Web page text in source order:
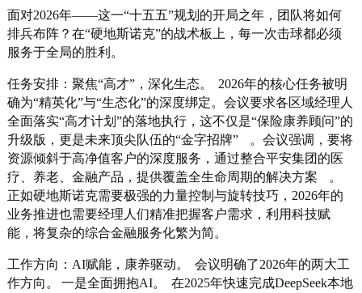
面对2026年——这一“十五五”规划的开局之年，团队将如何
排兵布阵？在“硬地斯诺克”的战术板上，每一次击球都必须
服务于全局的胜利。
任务安排：聚焦“高才”，深化生态。
2026年的核心任务被明
确为“精英化”与“生态化”的深度绑定。会议要求各区域经理人
全面落实“高才计划”的落地执行，这不仅是“保险康养顾问”的
升级版，更是未来顶尖队伍的“金字招牌”
。会议强调，要将
资源倾斜于高净值客户的深度服务，通过整合平安集团的医
疗、养老、金融产品，提供覆盖全生命周期的解决方案
。
正如硬地斯诺克需要极强的力量控制与旋转技巧，2026年的
业务推进也需要经理人们精准把握客户需求，利用科技赋
能，将复杂的综合金融服务化繁为简。
工作方向：AI赋能，康养驱动。
会议明确了2026年的两大工
作方向。
一是全面拥抱AI。
在2025年快速完成DeepSeek本地